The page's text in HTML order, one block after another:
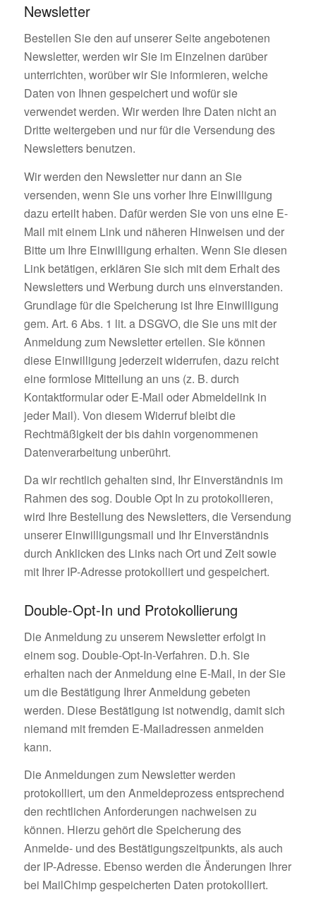
Newsletter
Bestellen Sie den auf unserer Seite angebotenen
Newsletter, werden wir Sie im Einzelnen darüber
unterrichten, worüber wir Sie informieren, welche
Daten von Ihnen gespeichert und wofür sie
verwendet werden. Wir werden Ihre Daten nicht an
Dritte weitergeben und nur für die Versendung des
Newsletters benutzen.
Wir werden den Newsletter nur dann an Sie
versenden, wenn Sie uns vorher Ihre Einwilligung
dazu erteilt haben. Dafür werden Sie von uns eine E-
Mail mit einem Link und näheren Hinweisen und der
Bitte um Ihre Einwilligung erhalten. Wenn Sie diesen
Link betätigen, erklären Sie sich mit dem Erhalt des
Newsletters und Werbung durch uns einverstanden.
Grundlage für die Speicherung ist Ihre Einwilligung
gem. Art. 6 Abs. 1 lit. a DSGVO, die Sie uns mit der
Anmeldung zum Newsletter erteilen. Sie können
diese Einwilligung jederzeit widerrufen, dazu reicht
eine formlose Mitteilung an uns (z. B. durch
Kontaktformular oder E-Mail oder Abmeldelink in
jeder Mail). Von diesem Widerruf bleibt die
Rechtmäßigkeit der bis dahin vorgenommenen
Datenverarbeitung unberührt.
Da wir rechtlich gehalten sind, Ihr Einverständnis im
Rahmen des sog. Double Opt In zu protokollieren,
wird Ihre Bestellung des Newsletters, die Versendung
unserer Einwilligungsmail und Ihr Einverständnis
durch Anklicken des Links nach Ort und Zeit sowie
mit Ihrer IP-Adresse protokolliert und gespeichert.
Double-Opt-In und Protokollierung
Die Anmeldung zu unserem Newsletter erfolgt in
einem sog. Double-Opt-In-Verfahren. D.h. Sie
erhalten nach der Anmeldung eine E-Mail, in der Sie
um die Bestätigung Ihrer Anmeldung gebeten
werden. Diese Bestätigung ist notwendig, damit sich
niemand mit fremden E-Mailadressen anmelden
kann.
Die Anmeldungen zum Newsletter werden
protokolliert, um den Anmeldeprozess entsprechend
den rechtlichen Anforderungen nachweisen zu
können. Hierzu gehört die Speicherung des
Anmelde- und des Bestätigungszeitpunkts, als auch
der IP-Adresse. Ebenso werden die Änderungen Ihrer
bei MailChimp gespeicherten Daten protokolliert.